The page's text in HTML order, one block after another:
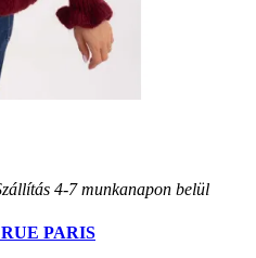
4-7 munkanapon belül
PARIS